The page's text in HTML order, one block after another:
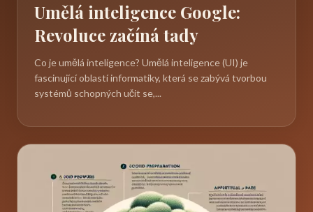
Umělá inteligence Google:
Revoluce začíná tady
Co je umělá inteligence? Umělá inteligence (UI) je
fascinující oblastí informatiky, která se zabývá tvorbou
systémů schopných učit se,...